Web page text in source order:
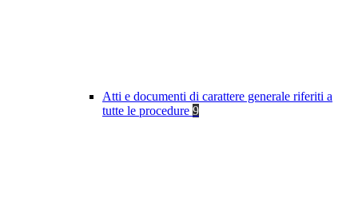
Atti e documenti di carattere generale riferiti a
tutte le procedure 9